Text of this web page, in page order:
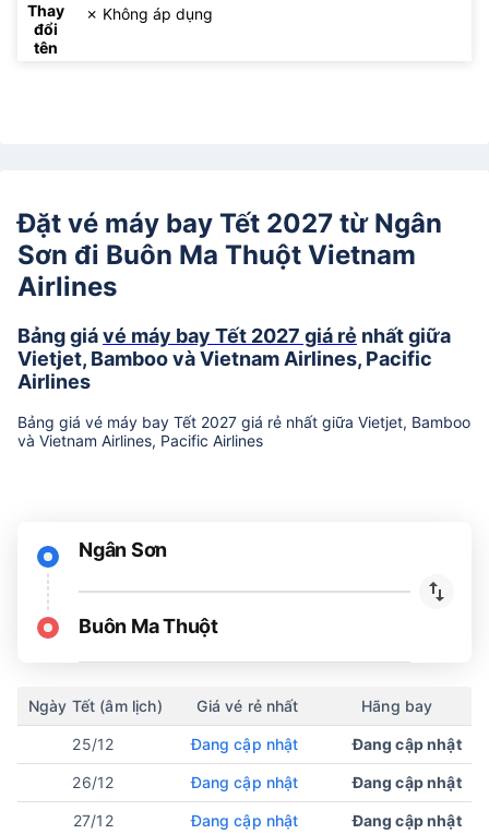
Thay
đổi
tên
✗ Không áp dụng
Đặt vé máy bay Tết 2027 từ Ngân
Sơn đi Buôn Ma Thuột Vietnam
Airlines
Bảng giávé máy bay Tết 2027 giá rẻ nhất giữa
Vietjet, Bamboo và Vietnam Airlines, Pacific
Airlines
Bảng giá vé máy bay Tết 2027 giá rẻ nhất giữa Vietjet, Bamboo
và Vietnam Airlines, Pacific Airlines
Ngân Sơn
Buôn Ma Thuột
Ngày Tết (âm lịch) Giá vé rẻ nhất Hãng bay
25/12 Đang cập nhật Đang cập nhật
26/12 Đang cập nhật Đang cập nhật
27/12 Đang cập nhật Đang cập nhật